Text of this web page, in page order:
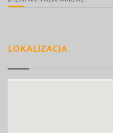
LOKALIZACJA